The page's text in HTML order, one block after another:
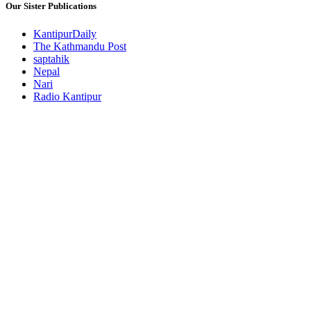
Our Sister Publications
KantipurDaily
The Kathmandu Post
saptahik
Nepal
Nari
Radio Kantipur